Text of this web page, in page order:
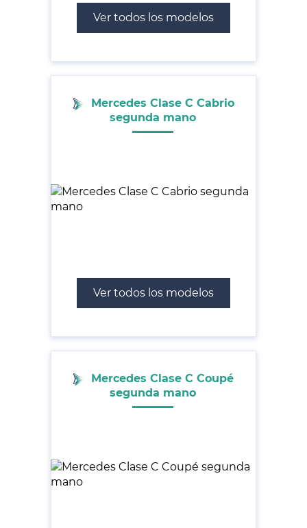
Ver todos los modelos
Mercedes Clase C Cabrio
segunda mano
Ver todos los modelos
Mercedes Clase C Coupé
segunda mano